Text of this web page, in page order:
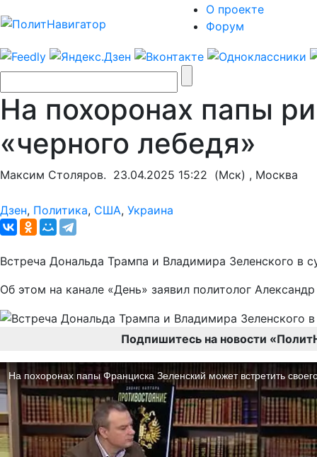
О проекте
Форум
На похоронах папы
«черного лебедя»
Максим Столяров. 23.04.2025 15:22 (Мск) , Москва
Дзен, Политика, США, Украина
Встреча Дональда Трампа и Владимира Зеленского в
Об этом на канале «День» заявил политолог
Подпишитесь на новости